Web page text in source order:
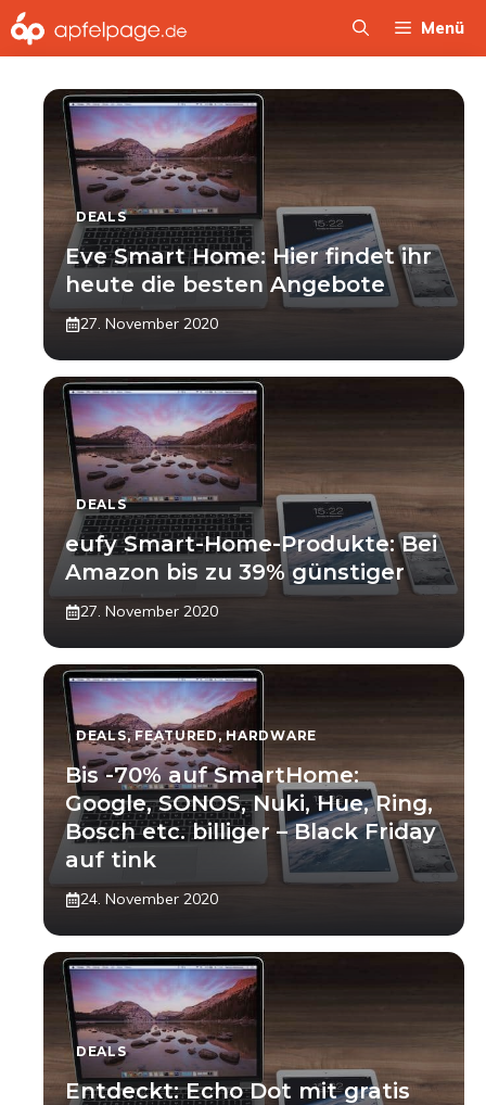
Zum
Inhalt
Menü
DEALS
Eve Smart Home: Hier findet ihr
heute die besten Angebote
27. November 2020
DEALS
eufy Smart-Home-Produkte: Bei
Amazon bis zu 39% günstiger
27. November 2020
DEALS,FEATURED,HARDWARE
Bis -70% auf SmartHome:
Google, SONOS, Nuki, Hue, Ring,
Bosch etc. billiger – Black Friday
auf tink
24. November 2020
DEALS
Entdeckt: Echo Dot mit gratis